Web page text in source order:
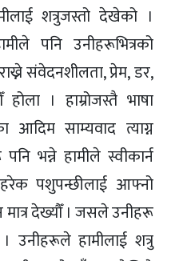
शत्रुजस्तो देखेको ।
पनि उनीहरूभित्रको
संवेदनशीलता, प्रेम, डर,
। हाम्रोजस्तै भाषा
साम्यवाद त्याग्न
भन्ने हामीले स्वीकार्न
पशुपन्छीलाई आफ्नो
देख्यौँ । जसले उनीहरू
उनीहरूले हामीलाई शत्रु